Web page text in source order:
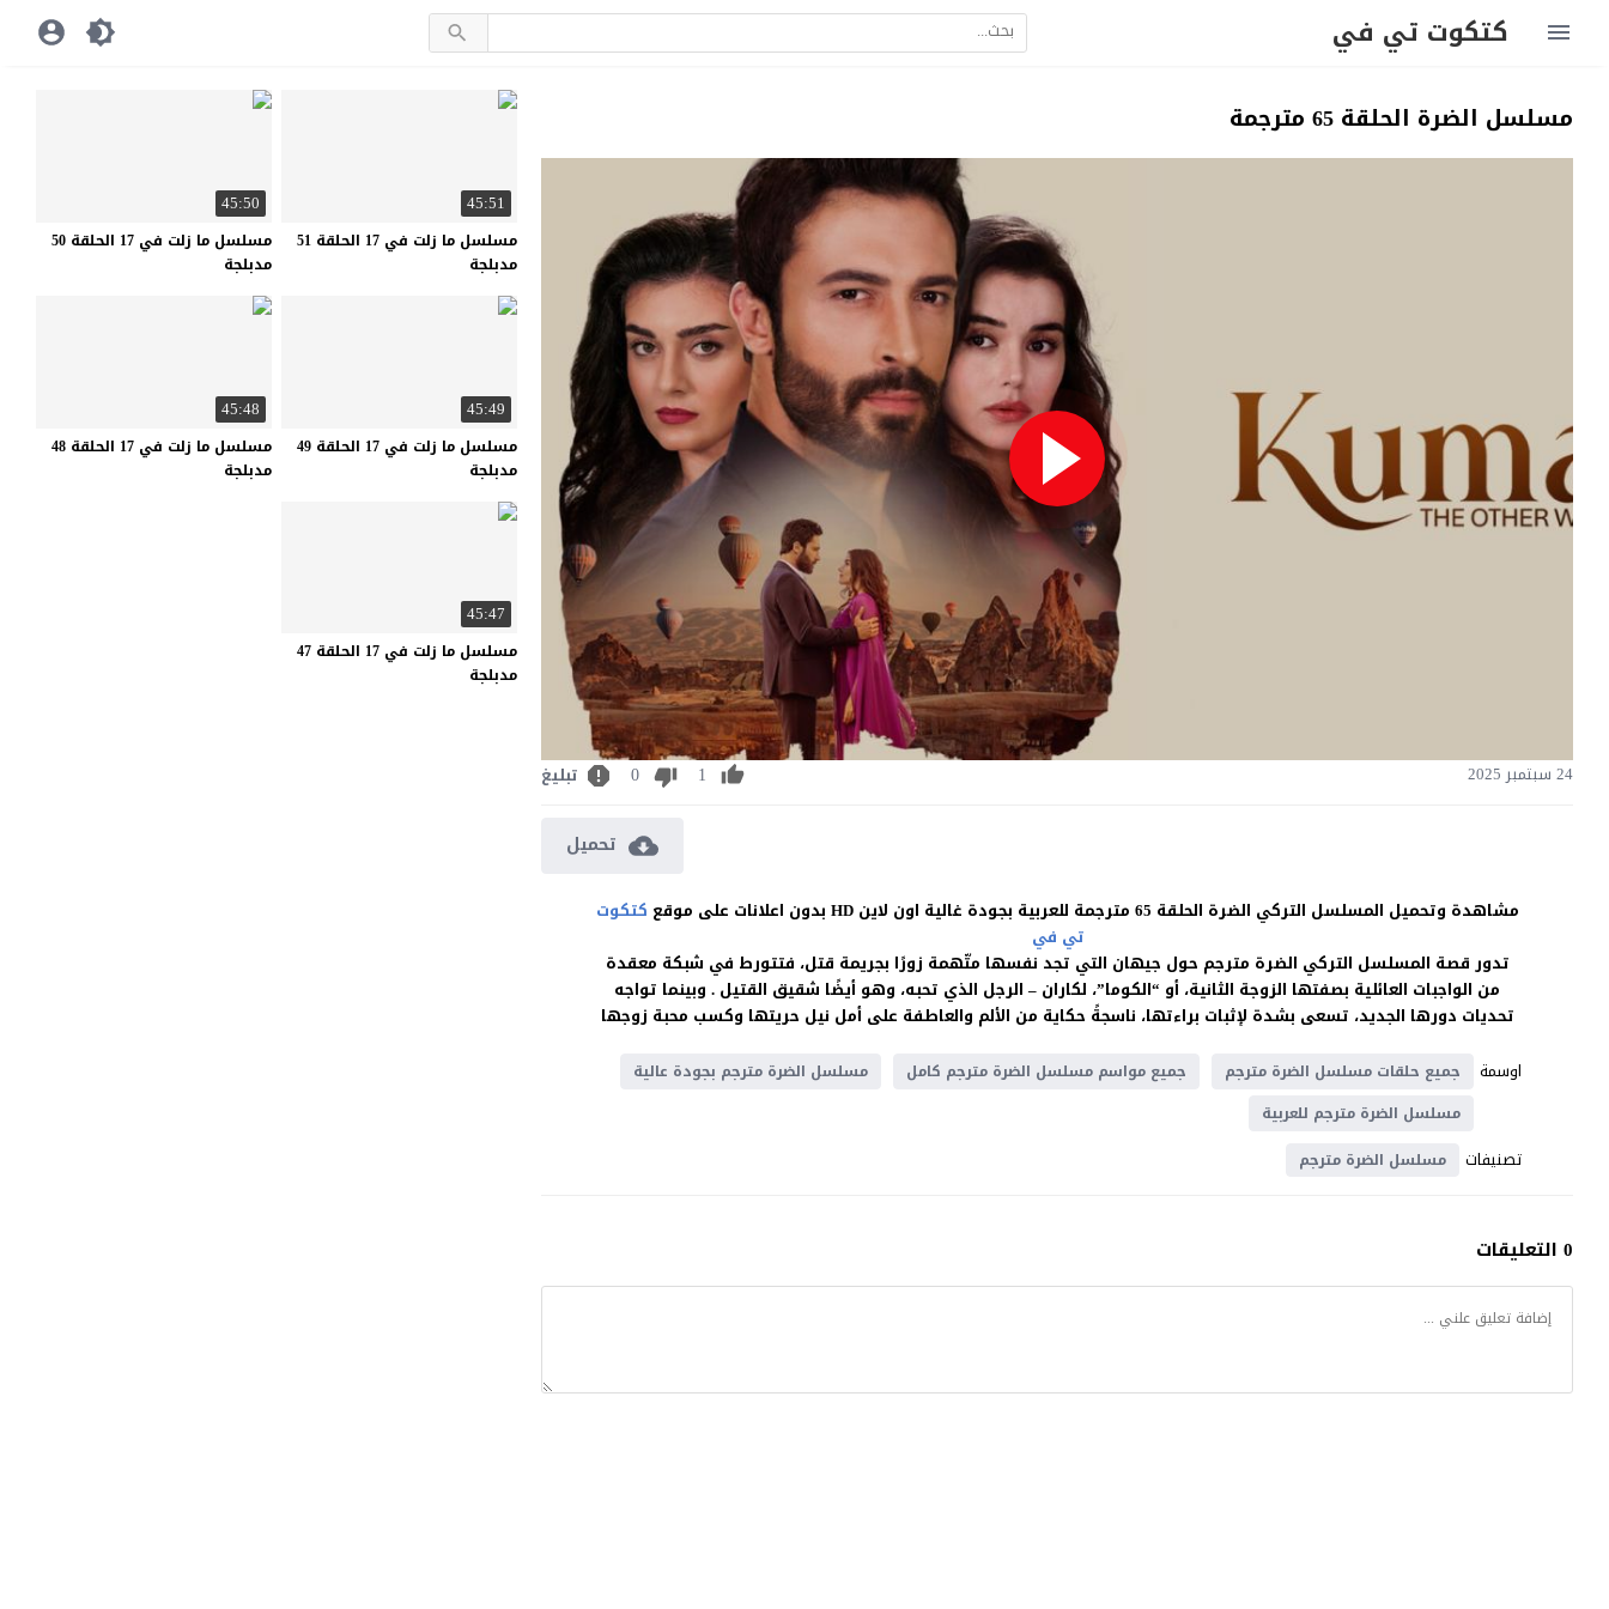
كتكوت تي في
مسلسل الضرة الحلقة 65 مترجمة
24 سبتمبر 2025 1
0 تبليغ
تحميل
مشاهدة وتحميل المسلسل التركي الضرة الحلقة 65 مترجمة للعربية بجودة غالية اون لاين HD بدون اعلانات على موقع
كتكوت
تي في
تدور قصة المسلسل التركي الضرة مترجم حول جيهان التي تجد نفسها متّهمة زورًا بجريمة قتل، فتتورط في شبكة معقدة
من الواجبات العائلية بصفتها الزوجة الثانية، أو “الكوما”، لكاران – الرجل الذي تحبه، وهو أيضًا شقيق القتيل . وبينما تواجه
تحديات دورها الجديد، تسعى بشدة لإثبات براءتها، ناسجةً حكاية من الألم والعاطفة على أمل نيل حريتها وكسب محبة زوجها
اوسمة
جميع حلقات مسلسل الضرة مترجم جميع مواسم مسلسل الضرة مترجم كامل
مسلسل الضرة مترجم بجودة عالية
مسلسل الضرة مترجم للعربية
تصنيفات مسلسل الضرة مترجم
0 التعليقات
45:51
مسلسل ما زلت في 17 الحلقة 51
مدبلجة
45:50
مسلسل ما زلت في 17 الحلقة 50
مدبلجة
45:49
مسلسل ما زلت في 17 الحلقة 49
مدبلجة
45:48
مسلسل ما زلت في 17 الحلقة 48
مدبلجة
45:47
مسلسل ما زلت في 17 الحلقة 47
مدبلجة